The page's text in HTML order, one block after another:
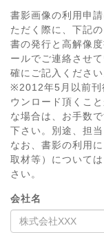
書影画像の利用申
ただく際に、下記
書の発行と高解像
ールでご連絡させ
確にご記入ください
※2012年5月以前刊
ウンロード頂くこ
な場合は、お手数
下さい。別途、担
なお、書影の利用
取材等）については
さい。
会社名